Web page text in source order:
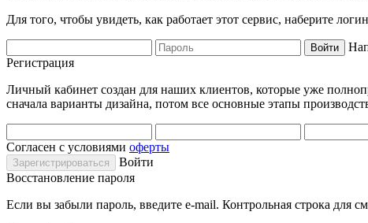
Для того, чтобы увидеть, как работает этот сервис, наберите
Регистрация
Личный кабинет создан для наших клиентов, которые уже
сначала варианты дизайна, потом все основные этапы
Согласен с условиями оферты
Войти
Восстановление пароля
Если вы забыли пароль, введите e-mail. Контрольная строка для